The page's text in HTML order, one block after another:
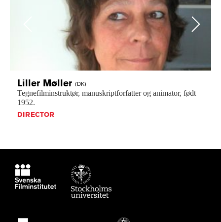
Liller Møller (DK)
Tegnefilminstruktør, manuskriptforfatter og animator, født
1952.
DIRECTOR
Next